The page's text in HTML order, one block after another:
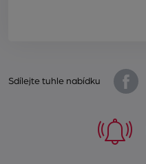
Sdílejte tuhle nabídku